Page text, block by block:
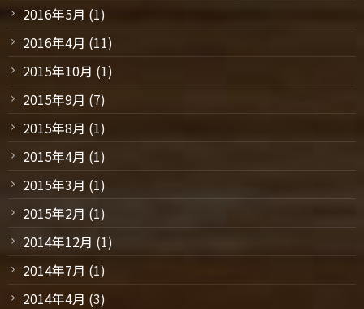
2016年5月 (1)
2016年4月 (11)
2015年10月 (1)
2015年9月 (7)
2015年8月 (1)
2015年4月 (1)
2015年3月 (1)
2015年2月 (1)
2014年12月 (1)
2014年7月 (1)
2014年4月 (3)